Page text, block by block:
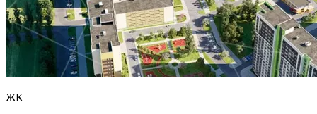
ЖК